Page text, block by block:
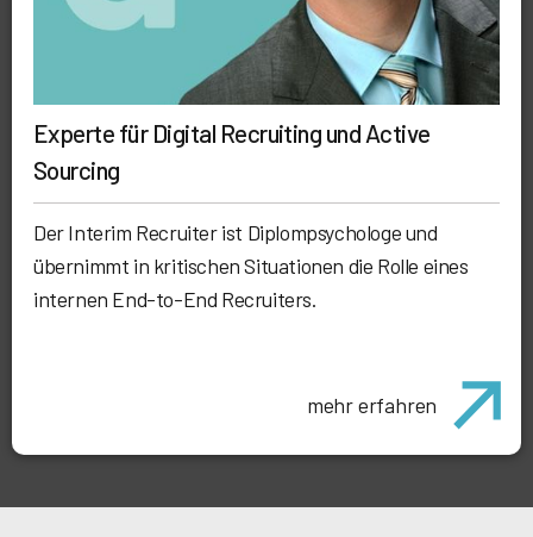
Experte für Digital Recruiting und Active
Sourcing
Der Interim Recruiter ist Diplompsychologe und
übernimmt in kritischen Situationen die Rolle eines
internen End-to-End Recruiters.
mehr erfahren